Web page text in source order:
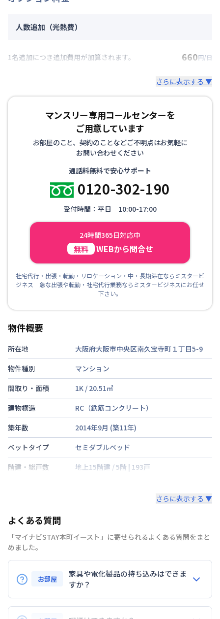
人数追加（光熱費）
1名追加につき追加費用が加算されます。 660円/日
さらに表示する ▼
マンスリー専用コールセンターを
ご用意しています
お部屋のこと、契約のことなどご不明点はお気軽に
お問い合わせください
通話料無料で安心サポート
0120-302-190
受付時間：平日 10:00-17:00
24時間365日対応中
無料 WEBから問合せ
社宅代行・出張・転勤・リロケーション・中・長期滞在ならミスタービ
ジネス 急な出張や転勤・社宅代行業務ならミスタービジネスにお任せ
下さい。
物件概要
所在地
大阪府大阪市中央区南久宝寺町１丁目5-9
物件種別
マンション
間取り・面積
1K / 20.51㎡
建物構造
RC（鉄筋コンクリート）
築年数
2014年9月 (築11年)
ベットタイプ
セミダブルベッド
階建・総戸数
地上15階建 /5階 | 193戸
禁煙・喫煙
定員
2名
さらに表示する ▼
よくある質問
「マイナビSTAY本町イースト」に寄せられるよくある質問をまと
めました。
お部屋
家具や電化製品の持ち込みはできま
すか？
お持ち込みいただけます。
ただし、標準設備として部屋に備え付けの家具・家電